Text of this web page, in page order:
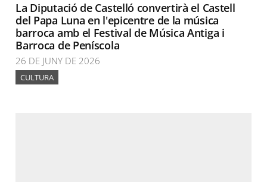
La Diputació de Castelló convertirà el Castell
del Papa Luna en l'epicentre de la música
barroca amb el Festival de Música Antiga i
Barroca de Peníscola
26 DE JUNY DE 2026
CULTURA